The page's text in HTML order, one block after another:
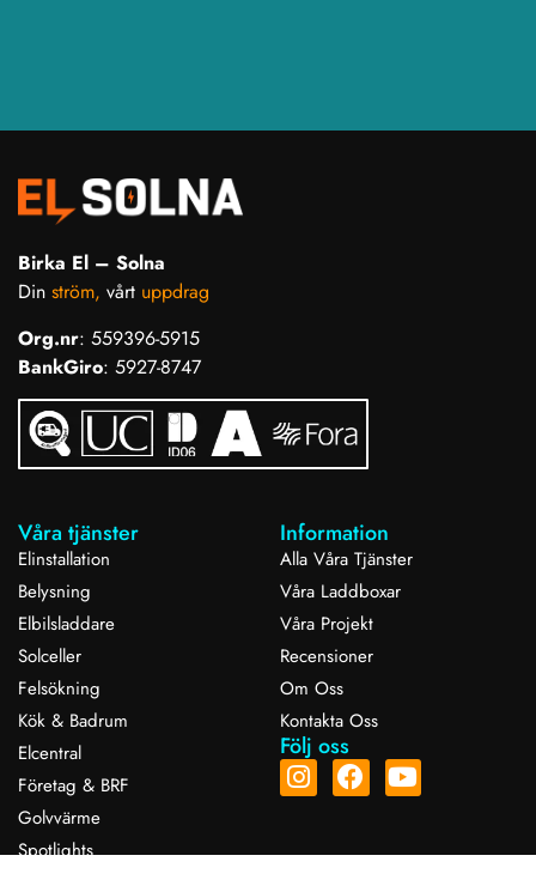
Birka El – Solna
Din ström, vårt uppdrag
Org.nr: 559396-5915
BankGiro: 5927-8747
Våra tjänster
Elinstallation
Belysning
Elbilsladdare
Solceller
Felsökning
Kök & Badrum
Elcentral
Företag & BRF
Golvvärme
Spotlights
Information
Alla Våra Tjänster
Våra Laddboxar
Våra Projekt
Recensioner
Om Oss
Kontakta Oss
Följ oss